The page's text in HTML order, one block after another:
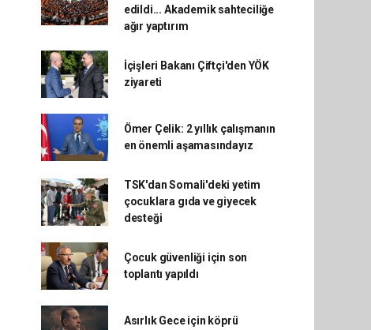
edildi... Akademik sahteciliğe
ağır yaptırım
İçişleri Bakanı Çiftçi'den YÖK
ziyareti
Ömer Çelik: 2 yıllık çalışmanın
en önemli aşamasındayız
TSK'dan Somali'deki yetim
çocuklara gıda ve giyecek
desteği
Çocuk güvenliği için son
toplantı yapıldı
Asırlık Gece için köprü